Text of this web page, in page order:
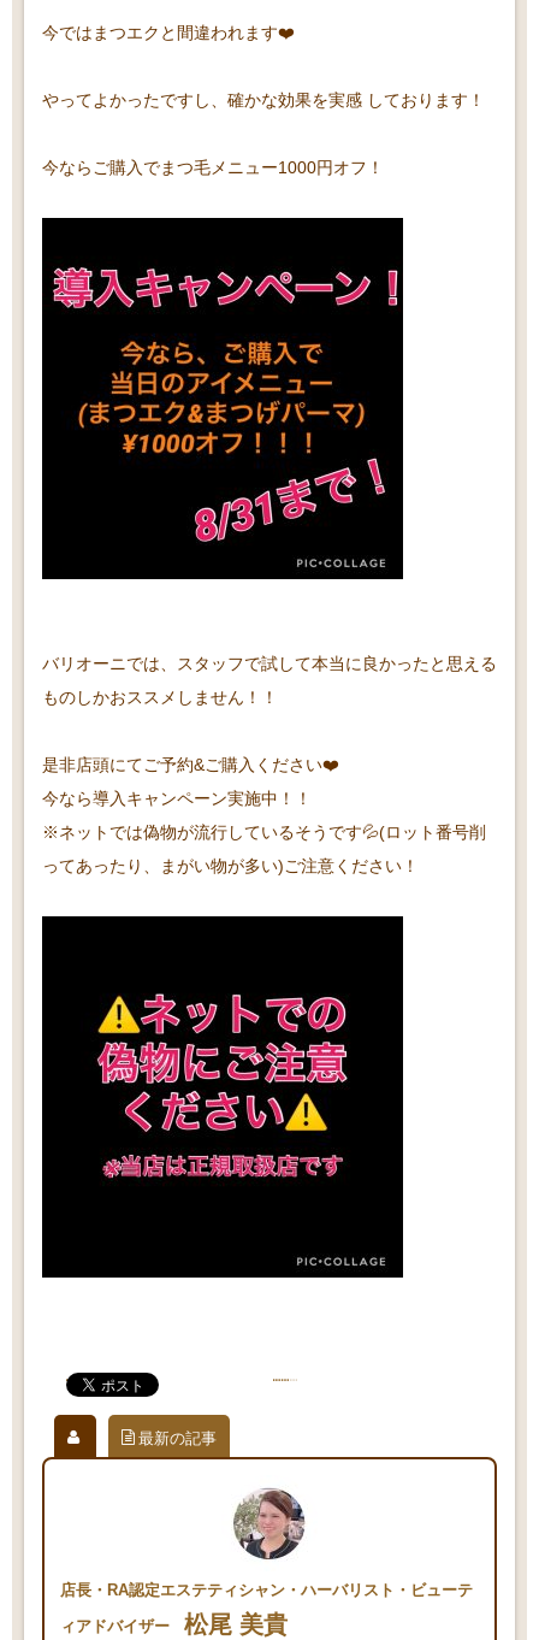
今ではまつエクと間違われます❤️
やってよかったですし、 確かな効果を実感 しております！
今ならご購入でまつ毛メニュー1000円オフ！
バリオーニでは、スタッフで試して本当に良かったと思える
ものしかおススメしません！！
是非店頭にてご予約&ご購入ください❤️
今なら導入キャンペーン実施中！！
※ネットでは偽物が流行しているそうです💦(ロット番号削
ってあったり、まがい物が多い)ご注意ください！
最新の記事
店長・RA認定エステティシャン・ハーバリスト・ビューテ
ィアドバイザー
松尾 美貴